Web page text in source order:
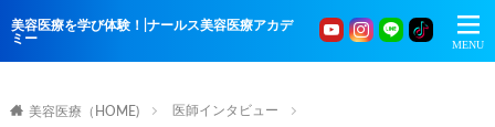
美容医療を学び体験！|ナールス美容医療アカデ
ミー
美容医療（HOME)
医師インタビュー